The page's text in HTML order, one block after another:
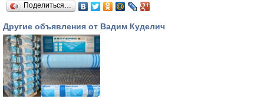
Поделиться…
Другие объявления от Вадим Куделич